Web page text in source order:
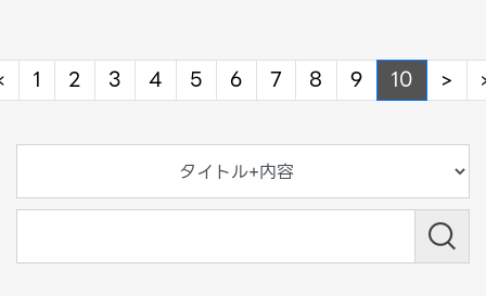
Previous
1 2 3 4 5 6 7 8 9 10 >